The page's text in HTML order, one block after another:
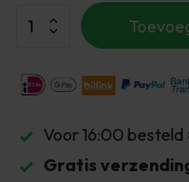
Voor 16:00 besteld
Gratis